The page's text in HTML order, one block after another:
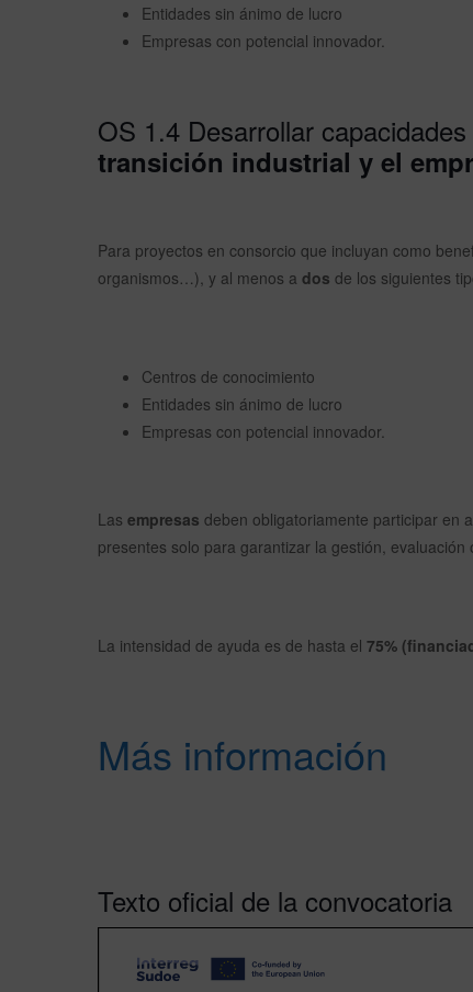
Entidades sin ánimo de lucro
Empresas con potencial innovador.
OS 1.4 Desarrollar
transición industrial y el
Para proyectos en consorcio que incluyan como
organismos…), y al menos a dos de los siguientes
Centros de conocimiento
Entidades sin ánimo de lucro
Empresas con potencial innovador.
Las empresas deben obligatoriamente participar en
presentes solo para garantizar la gestión, evaluación
La intensidad de ayuda es de hasta el 75%
Más información
Texto oficial de la convocatoria